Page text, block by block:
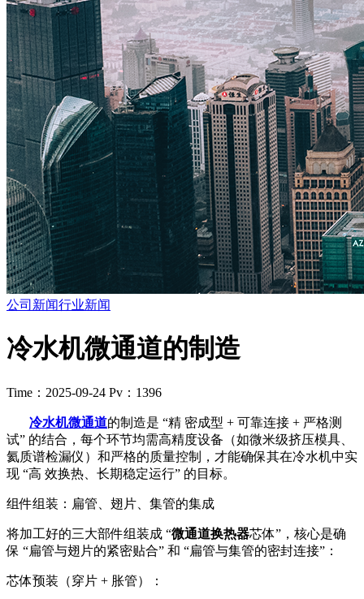
公司新闻行业新闻
冷水机微通道的制造
Time：2025-09-24 Pv：1396
冷水机微通道的制造是 “精 密成型 + 可靠连接 + 严格测
试” 的结合，每个环节均需高精度设备（如微米级挤压模具、
氦质谱检漏仪）和严格的质量控制，才能确保其在冷水机中实
现 “高 效换热、长期稳定运行” 的目标。
组件组装：扁管、翅片、集管的集成
将加工好的三大部件组装成 “微通道换热器芯体”，核心是确
保 “扁管与翅片的紧密贴合” 和 “扁管与集管的密封连接”：
芯体预装（穿片 + 胀管）：